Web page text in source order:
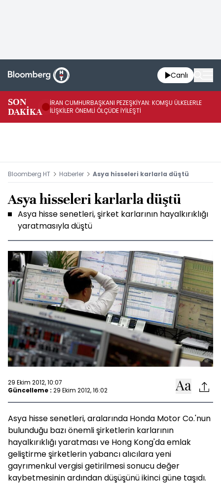
Canlı
SON
DAKİKA
İRAN CUMHURBAŞKANI PEZEŞKİYAN: KOMŞU ÜLKELERLE
İLİŞKİLER ÖNEMLİ ÖLÇÜDE İYİLEŞTİ
Bloomberg HT Haberler Asya hisseleri karlarla düştü
Asya hisseleri karlarla düştü
Asya hisse senetleri, şirket karlarının hayalkırıklığı
yaratmasıyla düştü
29 Ekim 2012, 10:07
Güncelleme : 29 Ekim 2012, 16:02
Asya hisse senetleri, aralarında Honda Motor Co.'nun
bulunduğu bazı önemli şirketlerin karlarının
hayalkırıklığı yaratması ve Hong Kong'da emlak
geliştirme şirketlerin yabancı alıcılara yeni
gayrımenkul vergisi getirilmesi sonucu değer
kaybetmesinin ardından düşüşünü ikinci güne taşıdı.